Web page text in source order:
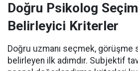
Doğru Psikolog
Belirleyici Kriterler
Doğru uzmanı seçmek, görüşme
belirleyen ilk adımdır. Subjektif